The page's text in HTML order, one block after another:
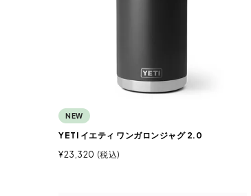
NEW
YETI イエティ ワンガロンジャグ 2.0
¥23,320 税込